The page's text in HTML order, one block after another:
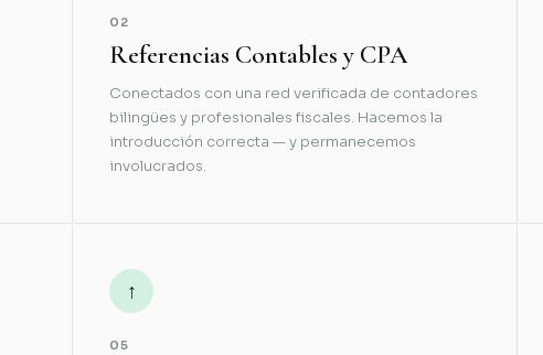
02
Referencias Contables y CPA
Conectados con una red verificada de contadores
bilingües y profesionales fiscales. Hacemos la
introducción correcta — y permanecemos
involucrados.
↑
05